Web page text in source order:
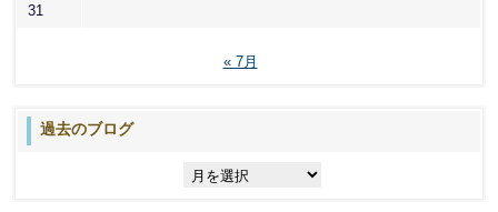
31
« 7月
過去のブログ